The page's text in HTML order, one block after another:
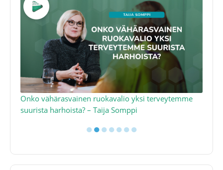
Onko vähärasvainen ruokavalio yksi terveytemme
suurista harhoista? – Taija Somppi
●●●●●●●